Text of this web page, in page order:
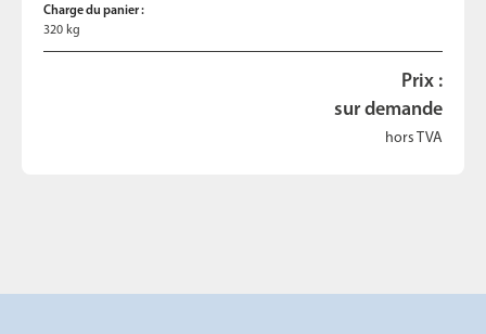
Charge du panier :
320 kg
Prix :
sur demande
hors TVA